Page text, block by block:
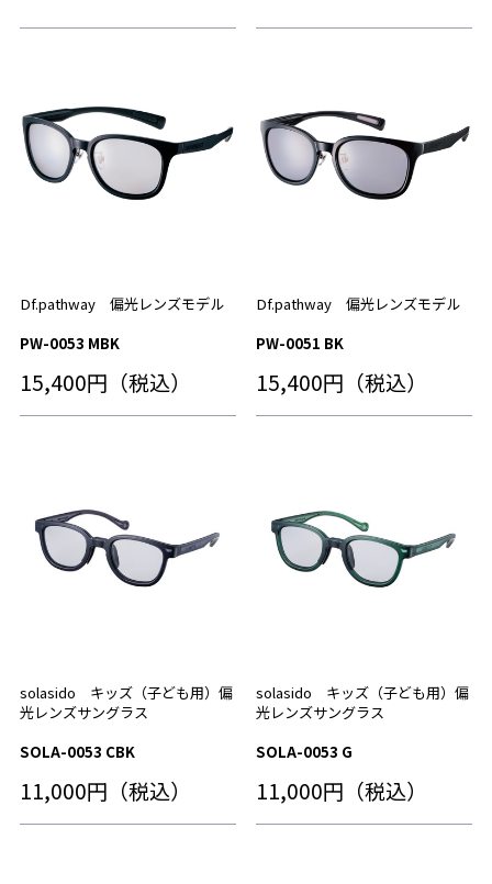
Df.pathway 偏光レンズモデル
PW-0053 MBK
15,400円（税込）
Df.pathway 偏光レンズモデル
PW-0051 BK
15,400円（税込）
solasido キッズ（子ども用）偏
光レンズサングラス
SOLA-0053 CBK
11,000円（税込）
solasido キッズ（子ども用）偏
光レンズサングラス
SOLA-0053 G
11,000円（税込）